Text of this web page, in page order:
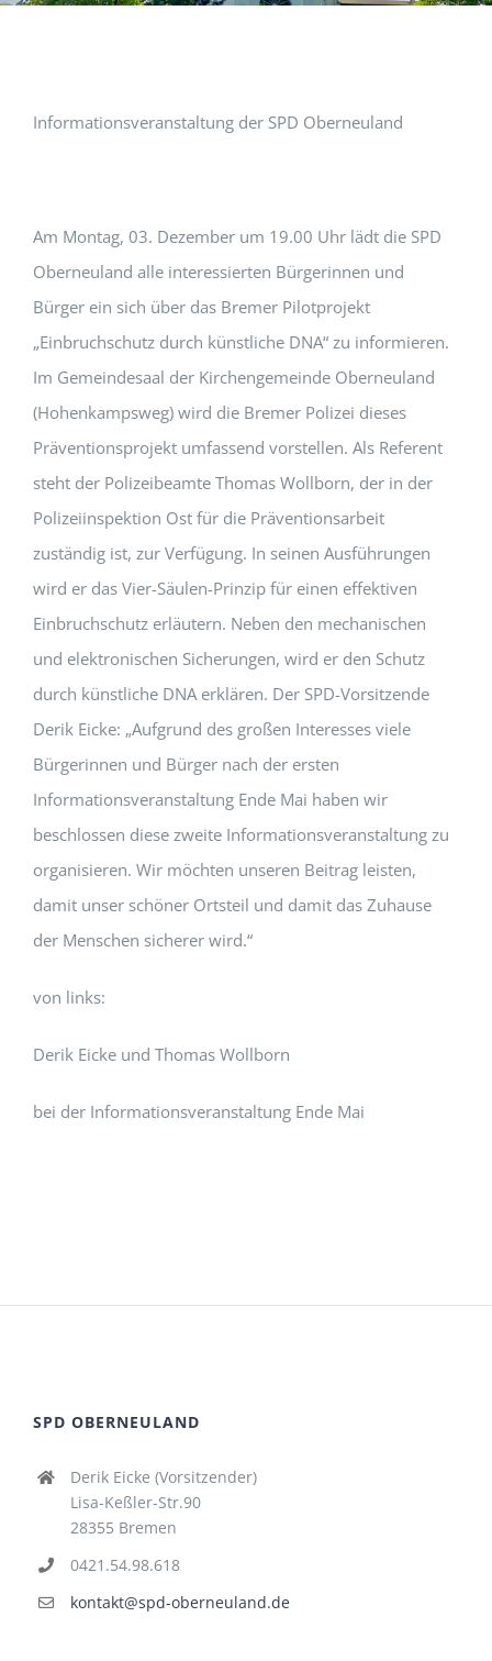
Informationsveranstaltung der SPD Oberneuland
Am Montag, 03. Dezember um 19.00 Uhr lädt die SPD
Oberneuland alle interessierten Bürgerinnen und
Bürger ein sich über das Bremer Pilotprojekt
„Einbruchschutz durch künstliche DNA“ zu informieren.
Im Gemeindesaal der Kirchengemeinde Oberneuland
(Hohenkampsweg) wird die Bremer Polizei dieses
Präventionsprojekt umfassend vorstellen. Als Referent
steht der Polizeibeamte Thomas Wollborn, der in der
Polizeiinspektion Ost für die Präventionsarbeit
zuständig ist, zur Verfügung. In seinen Ausführungen
wird er das Vier-Säulen-Prinzip für einen effektiven
Einbruchschutz erläutern. Neben den mechanischen
und elektronischen Sicherungen, wird er den Schutz
durch künstliche DNA erklären. Der SPD-Vorsitzende
Derik Eicke: „Aufgrund des großen Interesses viele
Bürgerinnen und Bürger nach der ersten
Informationsveranstaltung Ende Mai haben wir
beschlossen diese zweite Informationsveranstaltung zu
organisieren. Wir möchten unseren Beitrag leisten,
damit unser schöner Ortsteil und damit das Zuhause
der Menschen sicherer wird.“
von links:
Derik Eicke und Thomas Wollborn
bei der Informationsveranstaltung Ende Mai
SPD OBERNEULAND
Derik Eicke (Vorsitzender)
Lisa-Keßler-Str.90
28355 Bremen
0421.54.98.618
kontakt@spd-oberneuland.de